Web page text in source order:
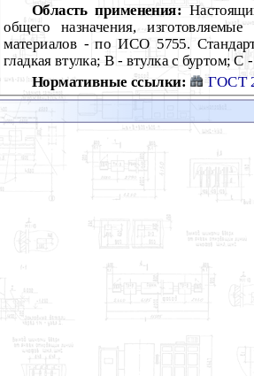
Область применения:
общего назначения,
материалов - по ИСО 5755.
гладкая втулка; В - втулка с буртом; С
Нормативные ссылки:
ГОСТ